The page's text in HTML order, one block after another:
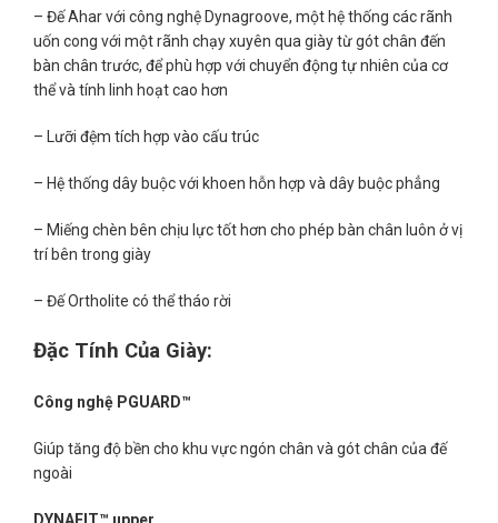
– Đế Ahar với công nghệ Dynagroove, một hệ thống các rãnh
uốn cong với một rãnh chạy xuyên qua giày từ gót chân đến
bàn chân trước, để phù hợp với chuyển động tự nhiên của cơ
thể và tính linh hoạt cao hơn
– Lưỡi đệm tích hợp vào cấu trúc
– Hệ thống dây buộc với khoen hỗn hợp và dây buộc phẳng
– Miếng chèn bên chịu lực tốt hơn cho phép bàn chân luôn ở vị
trí bên trong giày
– Đế Ortholite có thể tháo rời
Đặc Tính Của Giày:
Công nghệ PGUARD™
Giúp tăng độ bền cho khu vực ngón chân và gót chân của đế
ngoài
DYNAFIT™ upper